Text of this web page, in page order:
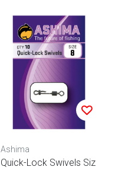
Ashima
Quick-Lock Swivels Siz